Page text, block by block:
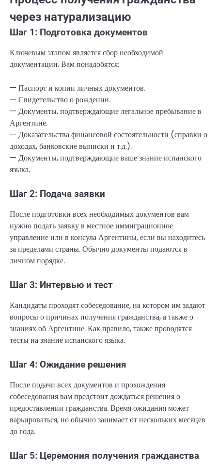
через натурализацию
Шаг 1: Подготовка документов
Ключевым этапом является сбор необходимой
документации. Вам понадобятся:
— Паспорт и копии личных документов.
— Свидетельство о рождении.
— Документы, подтверждающие легальное пребывание в
Аргентине.
— Доказательства финансовой состоятельности (справки о
доходах, банковские выписки и т.д.).
— Документы, подтверждающие ваше знание испанского
языка.
Шаг 2: Подача заявки
После подготовки всех необходимых документов вам
нужно подать заявку в местное иммиграционное
управление или в консула Аргентины, если вы находитесь
за пределами страны. Обычно документы подаются в
личном порядке.
Шаг 3: Интервью и тест
Кандидаты проходят собеседование, на котором им задают
вопросы о причинах получения гражданства, а также о
знаниях об Аргентине. Как правило, также проводятся
тесты на знание испанского языка.
Шаг 4: Ожидание решения
После подачи всех документов и прохождения
собеседования вам предстоит дождаться решения о
предоставлении гражданства. Время ожидания может
варьироваться, но обычно занимает от нескольких месяцев
до года.
Шаг 5: Церемония получения гражданства